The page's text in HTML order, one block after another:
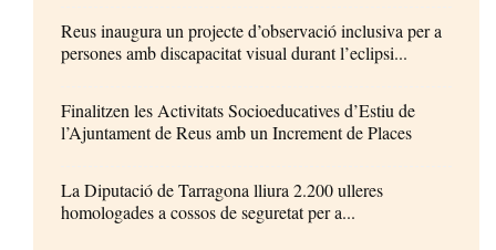
Reus inaugura un projecte d’observació inclusiva per a
persones amb discapacitat visual durant l’eclipsi...
Finalitzen les Activitats Socioeducatives d’Estiu de
l’Ajuntament de Reus amb un Increment de Places
La Diputació de Tarragona lliura 2.200 ulleres
homologades a cossos de seguretat per a...